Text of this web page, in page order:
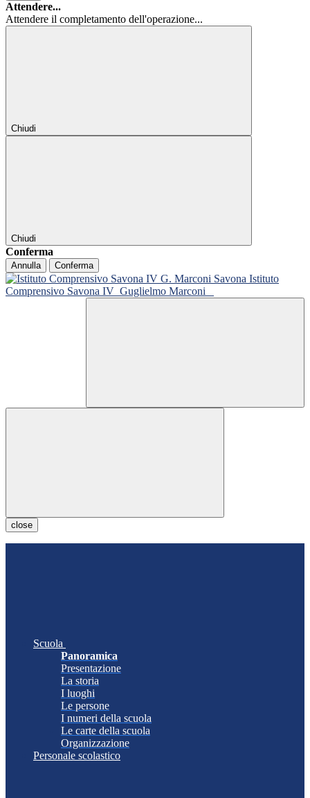
Attendere...
Attendere il completamento dell'operazione...
Chiudi
Chiudi
Conferma
Annulla Conferma
Istituto
Comprensivo Savona IV Guglielmo Marconi
close
Scuola
Panoramica
Presentazione
La storia
I luoghi
Le persone
I numeri della scuola
Le carte della scuola
Organizzazione
Personale scolastico